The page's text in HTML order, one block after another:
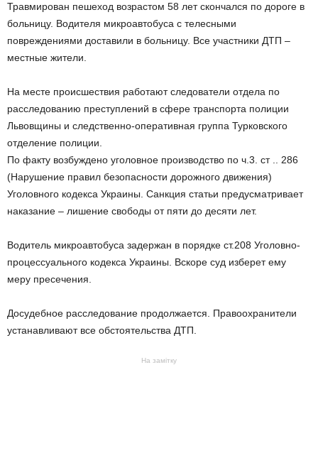
Травмирован пешеход возрастом 58 лет скончался по дороге в
больницу. Водителя микроавтобуса с телесными
повреждениями доставили в больницу. Все участники ДТП –
местные жители.
На месте происшествия работают следователи отдела по
расследованию преступлений в сфере транспорта полиции
Львовщины и следственно-оперативная группа Турковского
отделение полиции.
По факту возбуждено уголовное производство по ч.3. ст .. 286
(Нарушение правил безопасности дорожного движения)
Уголовного кодекса Украины. Санкция статьи предусматривает
наказание – лишение свободы от пяти до десяти лет.
Водитель микроавтобуса задержан в порядке ст.208 Уголовно-
процессуального кодекса Украины. Вскоре суд изберет ему
меру пресечения.
Досудебное расследование продолжается. Правоохранители
устанавливают все обстоятельства ДТП.
На замітку